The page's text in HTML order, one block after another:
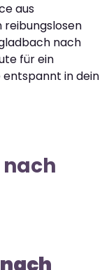
aus
reibungslosen
nach
für ein
in dein